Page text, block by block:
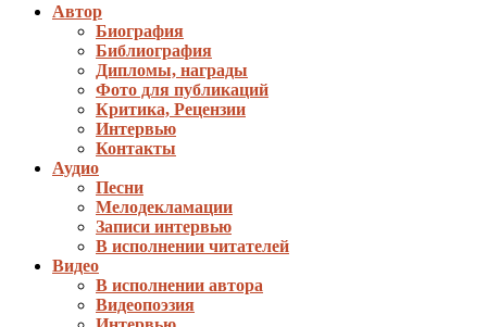
Автор
Биография
Библиография
Дипломы, награды
Фото для публикаций
Критика, Рецензии
Интервью
Контакты
Аудио
Песни
Мелодекламации
Записи интервью
В исполнении читателей
Видео
В исполнении автора
Видеопоэзия